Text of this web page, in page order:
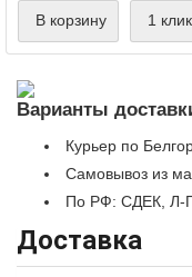
В корзину 1 клик
Варианты
Курьер по
Самовывоз из
По РФ: СДЕК, Л-
Доставка